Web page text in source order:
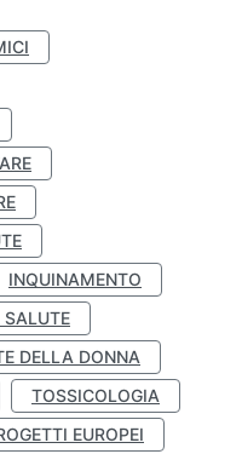
INQUINAMENTO
SALUTE
DELLA DONNA
TOSSICOLOGIA
EUROPEI